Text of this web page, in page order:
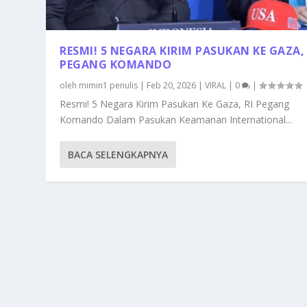
RESMI! 5 NEGARA KIRIM PASUKAN KE GAZA,
PEGANG KOMANDO
oleh mimin1 penulis | Feb 20, 2026 |VIRAL | 0 |
Resmi! 5 Negara Kirim Pasukan Ke Gaza, RI Pegang
Komando Dalam Pasukan Keamanan International...
BACA SELENGKAPNYA